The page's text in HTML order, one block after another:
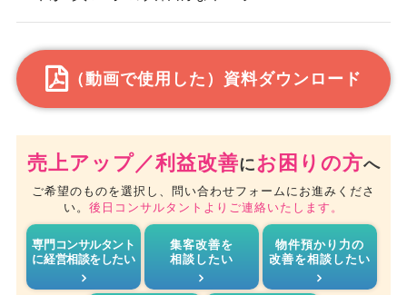
（動画で使用した）資料ダウンロード
売上アップ／利益改善にお困りの方へ
ご希望のものを選択し、問い合わせフォームにお進みくださ
い。 後日コンサルタントよりご連絡いたします。
専門コンサルタント
に経営相談をしたい
集客改善を
相談したい
物件預かり力の
改善を相談したい